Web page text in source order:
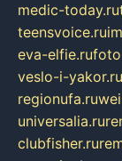
medic-today.ru
teensvoice.ru
eva-elfie.ru
veslo-i-yakor.ru
regionufa.ru
universalia.ru
clubfisher.ru